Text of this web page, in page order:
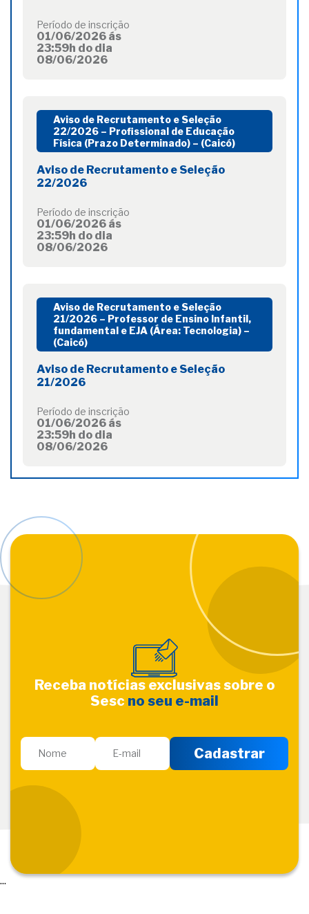
Período de inscrição
01/06/2026 ás
23:59h do dia
08/06/2026
Aviso de Recrutamento e Seleção
22/2026 – Profissional de Educação
Física (Prazo Determinado) – (Caicó)
Aviso de Recrutamento e Seleção
22/2026
Período de inscrição
01/06/2026 ás
23:59h do dia
08/06/2026
Aviso de Recrutamento e Seleção
21/2026 – Professor de Ensino Infantil,
fundamental e EJA (Área: Tecnologia) –
(Caicó)
Aviso de Recrutamento e Seleção
21/2026
Período de inscrição
01/06/2026 ás
23:59h do dia
08/06/2026
Receba notícias exclusivas sobre o
Sesc no seu e-mail
...